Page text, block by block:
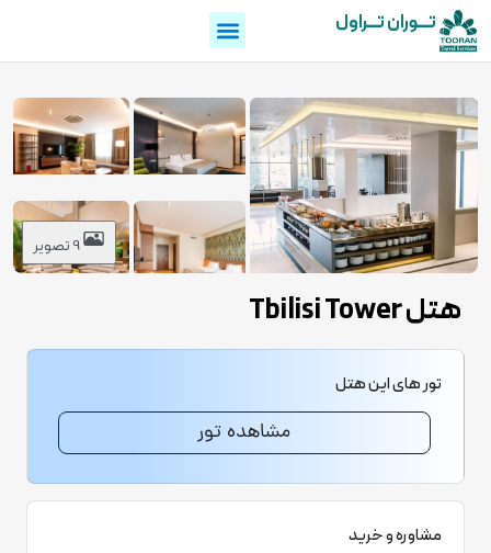
تـــوران تـــراول
9 تصویر
هتل Tbilisi Tower
تور های این هتل
مشاهده تور
مشاوره و خرید